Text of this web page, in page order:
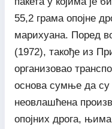
55,2 грама опојне
марихуана. Поред
(1972), такође из
организовао
основа сумње да
неовлашћена
опојних дрога,